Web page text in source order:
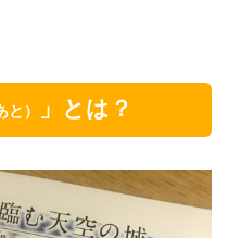
） 」とは？